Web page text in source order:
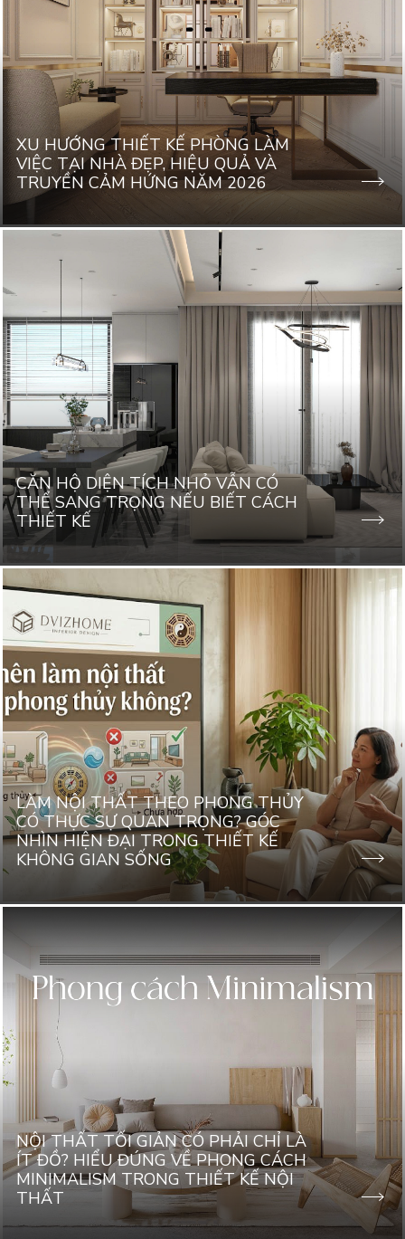
XU HƯỚNG THIẾT KẾ PHÒNG LÀM
VIỆC TẠI NHÀ ĐẸP, HIỆU QUẢ VÀ
TRUYỀN CẢM HỨNG NĂM 2026
CĂN HỘ DIỆN TÍCH NHỎ VẪN CÓ
THỂ SANG TRỌNG NẾU BIẾT CÁCH
THIẾT KẾ
LÀM NỘI THẤT THEO PHONG THỦY
CÓ THỰC SỰ QUAN TRỌNG? GÓC
NHÌN HIỆN ĐẠI TRONG THIẾT KẾ
KHÔNG GIAN SỐNG
NỘI THẤT TỐI GIẢN CÓ PHẢI CHỈ LÀ
ÍT ĐỒ? HIỂU ĐÚNG VỀ PHONG CÁCH
MINIMALISM TRONG THIẾT KẾ NỘI
THẤT